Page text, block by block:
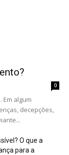
0
algum
decepções,
O que a
para a